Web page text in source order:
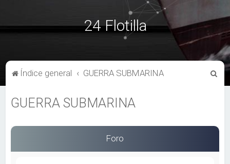
24 Flotilla
Índice general GUERRA SUBMARINA
a
GUERRA SUBMARINA
Foro